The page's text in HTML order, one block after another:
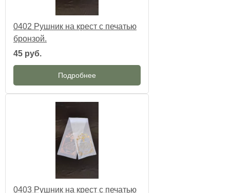
0402 Рушник на крест с печатью
бронзой.
45 руб.
Подробнее
0403 Рушник на крест с печатью